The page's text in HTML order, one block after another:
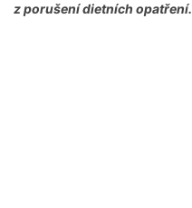
z porušení dietních opatření.